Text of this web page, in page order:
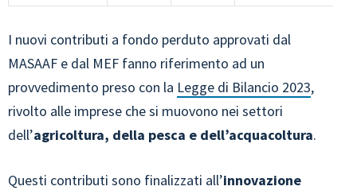
I nuovi contributi a fondo perduto approvati dal
MASAAF e dal MEF fanno riferimento ad un
provvedimento preso con la Legge di Bilancio 2023,
rivolto alle imprese che si muovono nei settori
dell’agricoltura, della pesca e dell’acquacoltura.
Questi contributi sono finalizzati all’innovazione